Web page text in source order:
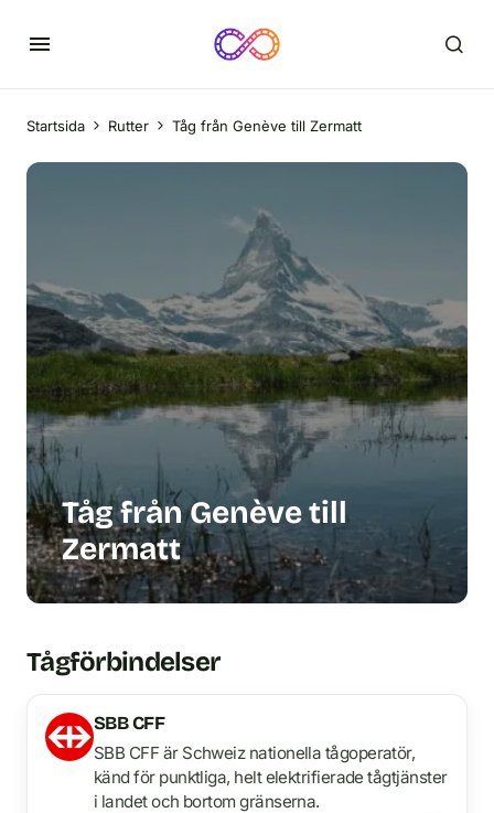
Startsida Rutter Tåg från Genève till Zermatt
Tåg från Genève till
Zermatt
Tågförbindelser
SBB CFF
SBB CFF är Schweiz nationella tågoperatör,
känd för punktliga, helt elektrifierade tågtjänster
i landet och bortom gränserna.